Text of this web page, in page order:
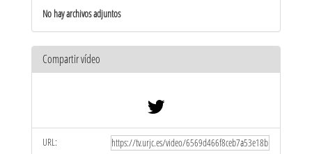
No hay archivos adjuntos
Compartir vídeo
URL: